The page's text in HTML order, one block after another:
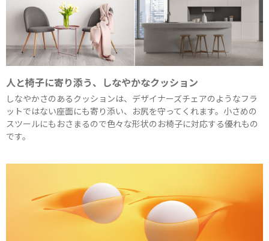
人と椅子に寄り添う、しなやかなクッション
しなやかさのあるクッションは、デザイナーズチェアのようなフラ
ットではない座面にも寄り添い、お尻を守ってくれます。小さめの
スツールにもおさまるので色々な形状のお椅子に対応する優れもの
です。